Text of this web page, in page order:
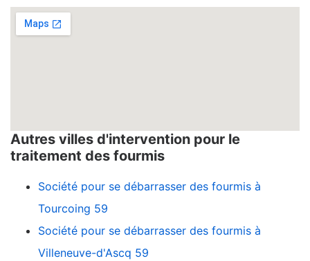
Autres villes d'intervention pour le
traitement des fourmis
Société pour se débarrasser des fourmis à
Tourcoing 59
Société pour se débarrasser des fourmis à
Villeneuve-d'Ascq 59